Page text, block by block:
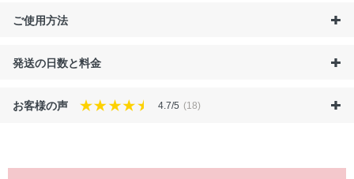
ご使用方法
発送の日数と料金
お客様の声 4.7/5 (18)